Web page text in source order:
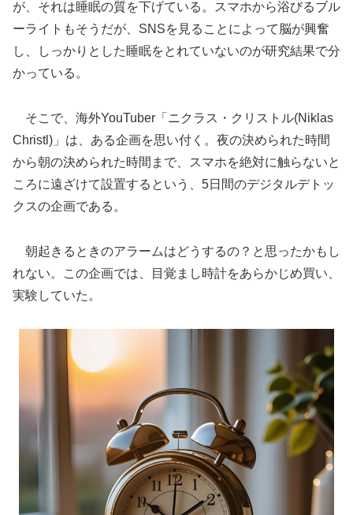
が、それは睡眠の質を下げている。スマホから浴びるブル
ーライトもそうだが、SNSを見ることによって脳が興奮
し、しっかりとした睡眠をとれていないのが研究結果で分
かっている。
そこで、海外YouTuber「ニクラス・クリストル(Niklas
Christl)」は、ある企画を思い付く。夜の決められた時間
から朝の決められた時間まで、スマホを絶対に触らないと
ころに遠ざけて設置するという、5日間のデジタルデトッ
クスの企画である。
朝起きるときのアラームはどうするの？と思ったかもし
れない。この企画では、目覚まし時計をあらかじめ買い、
実験していた。